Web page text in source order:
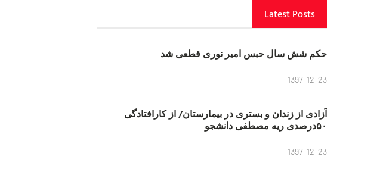
Latest Posts
حکم شش سال حبس امیر نوری قطعی شد
1397-12-23
آزادی از زندان و بستری در بیمارستان/ از کارافتادگی
۵۰درصدی ریه مصطفی دانشجو
1397-12-23